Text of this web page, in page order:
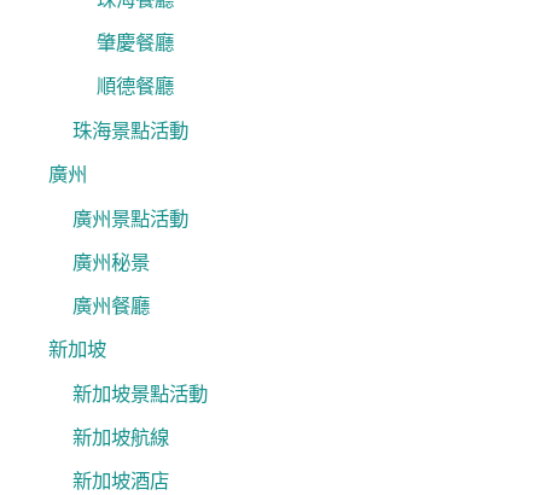
肇慶餐廳
順德餐廳
珠海景點活動
廣州
廣州景點活動
廣州秘景
廣州餐廳
新加坡
新加坡景點活動
新加坡航線
新加坡酒店